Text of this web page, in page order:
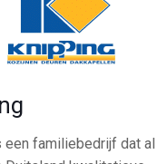
een familiebedrijf dat al